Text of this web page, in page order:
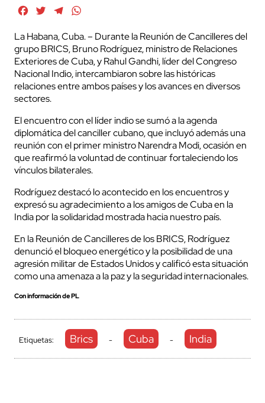
FacebookTwitterTelegram
La Habana, Cuba. – Durante la Reunión de Cancilleres del
grupo BRICS, Bruno Rodríguez, ministro de Relaciones
Exteriores de Cuba, y Rahul Gandhi, líder del Congreso
Nacional Indio, intercambiaron sobre las históricas
relaciones entre ambos países y los avances en diversos
sectores.
El encuentro con el líder indio se sumó a la agenda
diplomática del canciller cubano, que incluyó además una
reunión con el primer ministro Narendra Modi, ocasión en
que reafirmó la voluntad de continuar fortaleciendo los
vínculos bilaterales.
Rodríguez destacó lo acontecido en los encuentros y
expresó su agradecimiento a los amigos de Cuba en la
India por la solidaridad mostrada hacia nuestro país.
En la Reunión de Cancilleres de los BRICS, Rodríguez
denunció el bloqueo energético y la posibilidad de una
agresión militar de Estados Unidos y calificó esta situación
como una amenaza a la paz y la seguridad internacionales.
Con información de PL
Etiquetas: Brics - Cuba - India